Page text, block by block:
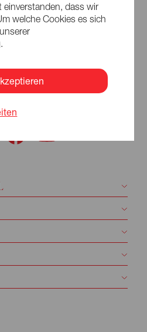
festival.eu
Görlitz
einverstanden, dass wir
welche Cookies es sich